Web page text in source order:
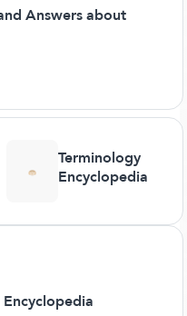
Answers about
Terminology
Encyclopedia